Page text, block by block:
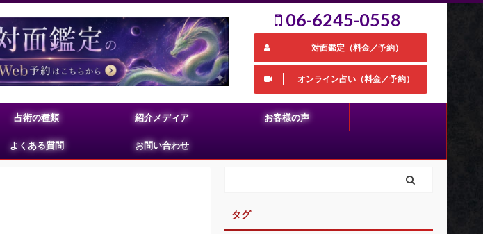
06-6245-0558
対面鑑定（料金／予約）
オンライン占い（料金／予約）
占術の種類 紹介メディア お客様の声
よくある質問 お問い合わせ
タグ